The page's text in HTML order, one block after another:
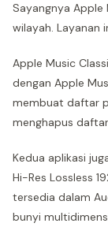
Sayangnya
wilayah. Layanan
Apple Music
dengan Apple
membuat daftar
menghapus
Kedua aplikasi
Hi-Res Lossless
tersedia dalam
bunyi